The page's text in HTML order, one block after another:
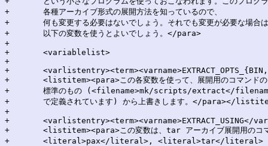
+	各種アーカイブ形式の展開方法を知っているので、
+	何も変更する必要はないでしょう。それでも変更が必要な場合は、
+	以下の変数を使うとよいでしょう。</para>
+
+	<variablelist>
+
+	<varlistentry><term><varname>EXTRACT_OPTS_{BIN,LHA,PAX,RAR,TAR,ZIP,ZOO}</varname></term>
+	<listitem><para>この各変数を使って、展開用のコマンドのオプションを、
+	標準のもの (<filename>mk/scripts/extract</filename>
+	で定義されています) から上書きします。</para></listitem></varlistentry>
+
+	<varlistentry><term><varname>EXTRACT_USING</varname></term>
+	<listitem><para>この変数は、tar アーカイブ展開用のコマンドを設定するもので、
+	<literal>pax</literal>, <literal>tar</literal> または、